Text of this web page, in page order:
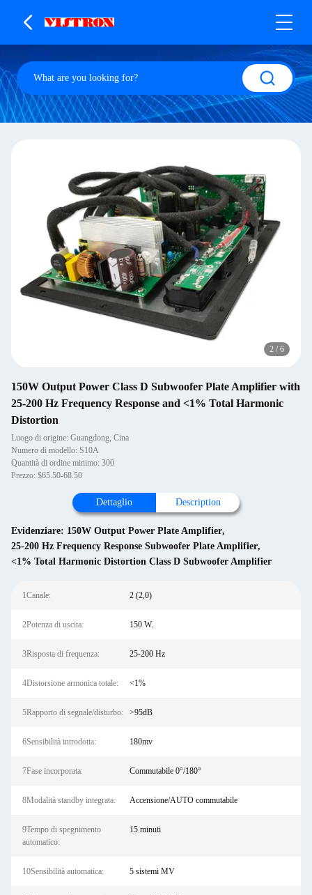
2 / 6
150W Output Power Class D Subwoofer Plate Amplifier with
25-200 Hz Frequency Response and <1% Total Harmonic
Distortion
Luogo di origine: Guangdong, Cina
Numero di modello: S10A
Quantità di ordine minimo: 300
Prezzo: $65.50-68.50
Dettaglio Description
Evidenziare: 150W Output Power Plate Amplifier,
25-200 Hz Frequency Response Subwoofer Plate Amplifier,
<1% Total Harmonic Distortion Class D Subwoofer Amplifier
1Canale: 2 (2,0)
2Potenza di uscita: 150 W.
3Risposta di frequenza: 25-200 Hz
4Distorsione armonica totale: <1%
5Rapporto di segnale/disturbo: >95dB
6Sensibilità introdotta: 180mv
7Fase incorporata: Commutabile 0°/180°
8Modalità standby integrata: Accensione/AUTO commutabile
9Tempo di spegnimento
automatico:
15 minuti
10Sensibilità automatica: 5 sistemi MV